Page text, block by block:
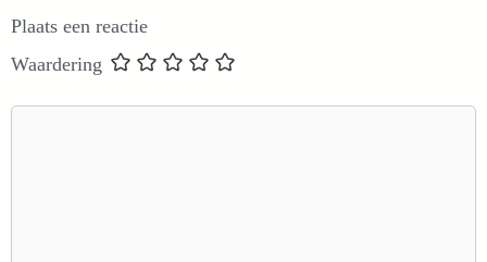
Plaats een reactie
Waardering